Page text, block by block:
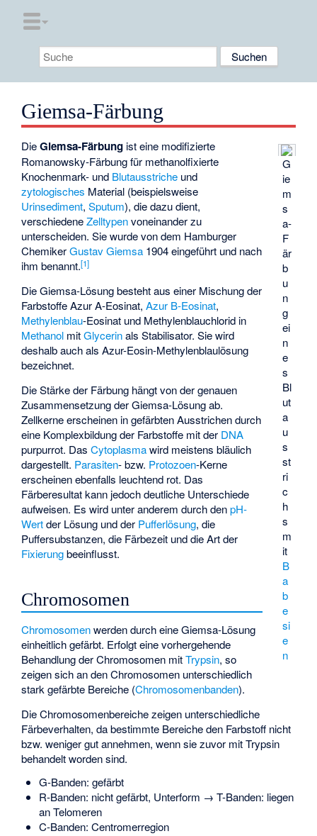
Giemsa-Färbung
G
ie
m
s
a-
F
är
b
u
n
g
ei
n
e
s
Bl
ut
a
u
s
st
ri
c
h
s
m
it
B
a
b
e
si
e
n
DieGiemsa-Färbung ist eine modifizierte
Romanowsky-Färbungfür methanolfixierte
Knochenmark- und Blutausstriche und
zytologisches Material (beispielsweise
Urinsediment,Sputum), die dazu dient,
verschiedeneZelltypenvoneinander zu
unterscheiden. Sie wurde von dem Hamburger
ChemikerGustav Giemsa 1904 eingeführt und nach
ihm benannt.[1]
Die Giemsa-Lösung besteht aus einer Mischung der
FarbstoffeAzur A-Eosinat,Azur B-Eosinat,
Methylenblau-Eosinat und Methylenblauchlorid in
Methanol mitGlycerinals Stabilisator. Sie wird
deshalb auch als Azur-Eosin-Methylenblaulösung
bezeichnet.
Die Stärke der Färbung hängt von der genauen
Zusammensetzung der Giemsa-Lösung ab.
Zellkerne erscheinen in gefärbten Ausstrichen durch
eine Komplexbildung der Farbstoffe mit der DNA
purpurrot. DasCytoplasmawird meistens bläulich
dargestellt. Parasiten- bzw. Protozoen-Kerne
erscheinen ebenfalls leuchtend rot. Das
Färberesultat kann jedoch deutliche Unterschiede
aufweisen. Es wird unter anderem durch denpH-
Wertder Lösung und der Pufferlösung, die
Puffersubstanzen, die Färbezeit und die Art der
Fixierungbeeinflusst.
Chromosomen
Chromosomenwerden durch eine Giemsa-Lösung
einheitlich gefärbt. Erfolgt eine vorhergehende
Behandlung der Chromosomen mitTrypsin, so
zeigen sich an den Chromosomen unterschiedlich
stark gefärbte Bereiche (Chromosomenbanden).
Die Chromosomenbereiche zeigen unterschiedliche
Färbeverhalten, da bestimmte Bereiche den Farbstoff nicht
bzw. weniger gut annehmen, wenn sie zuvor mit Trypsin
behandelt worden sind.
G-Banden: gefärbt
R-Banden: nicht gefärbt, Unterform → T-Banden: liegen
an Telomeren
C-Banden: Centromerregion